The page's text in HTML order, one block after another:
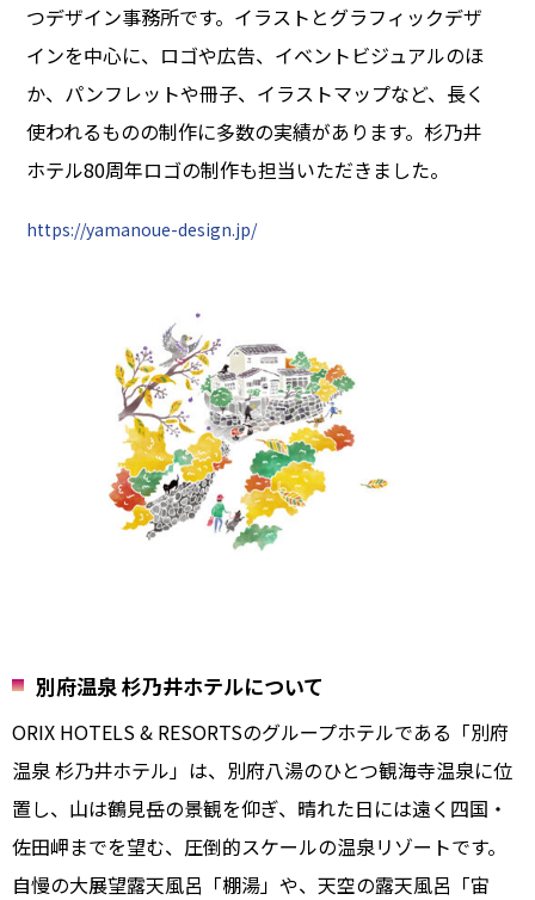
つデザイン事務所です。イラストとグラフィックデザ
インを中心に、ロゴや広告、イベントビジュアルのほ
か、パンフレットや冊子、イラストマップなど、長く
使われるものの制作に多数の実績があります。杉乃井
ホテル80周年ロゴの制作も担当いただきました。
https://yamanoue-design.jp/
別府温泉 杉乃井ホテルについて
ORIX HOTELS & RESORTSのグループホテルである「別府
温泉 杉乃井ホテル」は、別府八湯のひとつ観海寺温泉に位
置し、山は鶴見岳の景観を仰ぎ、晴れた日には遠く四国・
佐田岬までを望む、圧倒的スケールの温泉リゾートです。
自慢の大展望露天風呂「棚湯」や、天空の露天風呂「宙